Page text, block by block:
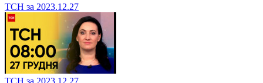
ТСН за 2023.12.27
ТСН за 2023.12.27